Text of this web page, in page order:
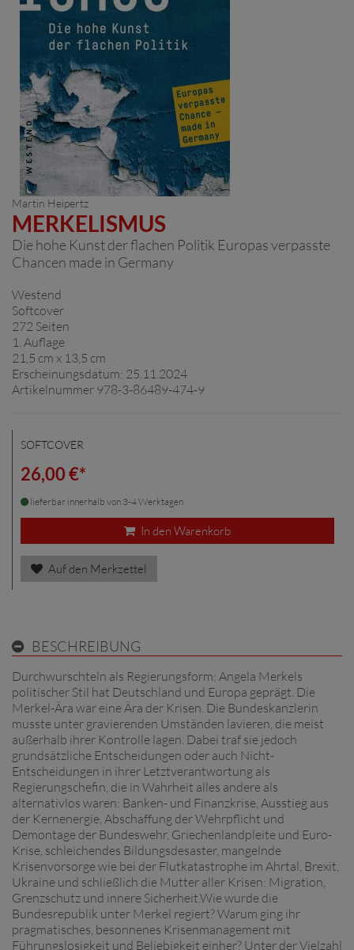
Martin Heipertz
MERKELISMUS
Die hohe Kunst der flachen Politik Europas verpasste
Chancen made in Germany
Westend
Softcover
272 Seiten
1. Auflage
21,5 cm x 13,5 cm
Erscheinungsdatum: 25.11.2024
Artikelnummer 978-3-86489-474-9
SOFTCOVER
26,00 €*
lieferbar innerhalb von 3-4 Werktagen
In den Warenkorb
Auf den Merkzettel
BESCHREIBUNG
Durchwurschteln als Regierungsform: Angela Merkels
politischer Stil hat Deutschland und Europa geprägt. Die
Merkel-Ära war eine Ära der Krisen. Die Bundeskanzlerin
musste unter gravierenden Umständen lavieren, die meist
außerhalb ihrer Kontrolle lagen. Dabei traf sie jedoch
grundsätzliche Entscheidungen oder auch Nicht-
Entscheidungen in ihrer Letztverantwortung als
Regierungschefin, die in Wahrheit alles andere als
alternativlos waren: Banken- und Finanzkrise, Ausstieg aus
der Kernenergie, Abschaffung der Wehrpflicht und
Demontage der Bundeswehr, Griechenlandpleite und Euro-
Krise, schleichendes Bildungsdesaster, mangelnde
Krisenvorsorge wie bei der Flutkatastrophe im Ahrtal, Brexit,
Ukraine und schließlich die Mutter aller Krisen: Migration,
Grenzschutz und innere Sicherheit.Wie wurde die
Bundesrepublik unter Merkel regiert? Warum ging ihr
pragmatisches, besonnenes Krisenmanagement mit
Führungslosigkeit und Beliebigkeit einher? Unter der Vielzahl